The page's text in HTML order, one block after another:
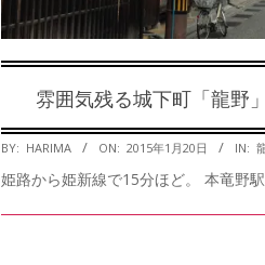
雰囲気残る城下町「龍野」
2015-
01-
BY: HARIMA ON: 2015年1月20日 IN:
姫路から姫新線で15分ほど。 本竜野